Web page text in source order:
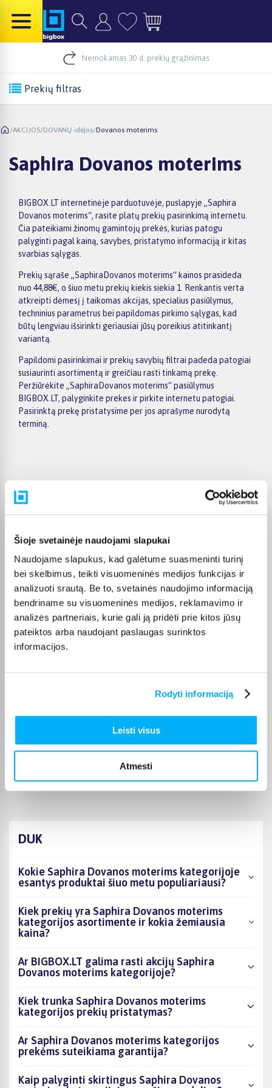
Šioje svetainėje naudojami slapukai
Naudojame slapukus, kad galėtume suasmeninti turinį
bei skelbimus, teikti visuomeninės medijos funkcijas ir
analizuoti srautą. Be to, svetainės naudojimo informaciją
bendriname su visuomeninės medijos, reklamavimo ir
analizės partneriais, kurie gali ją pridėti prie kitos jūsų
pateiktos arba naudojant paslaugas surinktos
informacijos.
Rodyti informaciją
Leisti visus
Atmesti
Nemokamas 30 d. prekių grąžinimas
Prekių filtras
/AKCIJOS/DOVANŲ idėjos/Dovanos moterims
Saphira Dovanos moterims
BIGBOX.LT internetinėje parduotuvėje, puslapyje „Saphira
Dovanos moterims“, rasite platų prekių pasirinkimą internetu.
Čia pateikiami žinomų gamintojų prekės, kurias patogu
palyginti pagal kainą, savybes, pristatymo informaciją ir kitas
svarbias sąlygas.
Prekių sąraše „SaphiraDovanos moterims“ kainos prasideda
nuo 44,88€, o šiuo metu prekių kiekis siekia 1. Renkantis verta
atkreipti dėmesį į taikomas akcijas, specialius pasiūlymus,
techninius parametrus bei papildomas pirkimo sąlygas, kad
būtų lengviau išsirinkti geriausiai jūsų poreikius atitinkantį
variantą.
Papildomi pasirinkimai ir prekių savybių filtrai padeda patogiai
susiaurinti asortimentą ir greičiau rasti tinkamą prekę.
Peržiūrėkite „SaphiraDovanos moterims“ pasiūlymus
BIGBOX.LT, palyginkite prekes ir pirkite internetu patogiai.
Pasirinktą prekę pristatysime per jos aprašyme nurodytą
terminą.
Pirkėjų atsiliepimai apie prekes
Patvirtintas pirkėjas
Mano patys mėgstamiausi kvepalai. Perku juos daug metų. Ačiū
Danutė G.
Patvirtintas pirkėjas
Puiki dovana darbui ir pramogai 🙂 Ačiū
Įvairūs kavos režimai – galimybė pasirinkti skirtingą stiprumą ir kiekį
Greitai pristatytas, puikus aparatas, lengvas valdymas plius skani kava
DUK
Kokie Saphira Dovanos moterims kategorijoje
esantys produktai šiuo metu populiariausi?
Kiek prekių yra Saphira Dovanos moterims
kategorijos asortimente ir kokia žemiausia
kaina?
Ar BIGBOX.LT galima rasti akcijų Saphira
Dovanos moterims kategorijoje?
Kiek trunka Saphira Dovanos moterims
kategorijos prekių pristatymas?
Ar Saphira Dovanos moterims kategorijos
prekėms suteikiama garantija?
Kaip palyginti skirtingus Saphira Dovanos